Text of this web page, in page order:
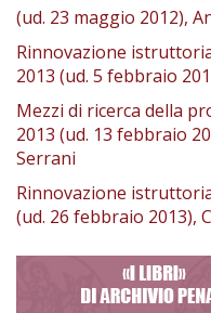
(ud. 23 maggio 2012),
Rinnovazione
2013 (ud. 5 febbraio
Mezzi di ricerca della
2013 (ud. 13 febbraio
Serrani
Rinnovazione istruttoria
(ud. 26 febbraio 2013),